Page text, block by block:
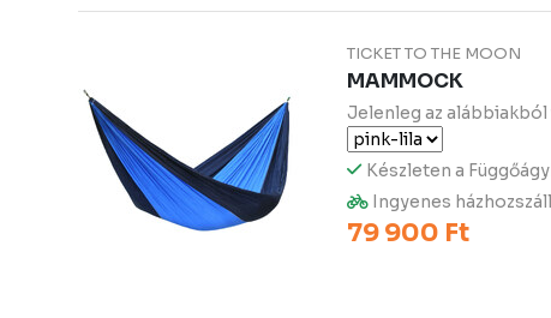
TICKET TO THE MOON
MAMMOCK
Jelenleg az alábbiakból
Készleten a
Ingyenes
79 900 Ft